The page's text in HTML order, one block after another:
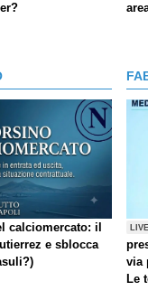
calciomercato: il
e sblocca
LIVE
via
Le